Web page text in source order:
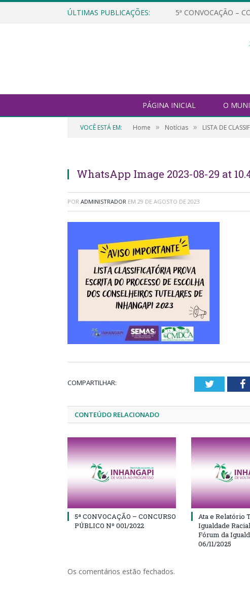
ÚLTIMAS PUBLICAÇÕES: 5ª CONVOCAÇÃO –
PÁGINA INICIAL O
VOCÊ ESTÁ EM: Home » Notícias » LISTA DE
WhatsApp Image 2023-08-29 at
POR ADMINISTRADOR EM 29 DE AGOSTO DE 2023
COMPARTILHAR: Twitter
CONTEÚDO RELACIONADO
5ª CONVOCAÇÃO – CONCURSO
PÚBLICO Nº 001/2022
Ata e Relatório
Igualdade
Fórum da
06/11/2025
Os comentários estão fechados.